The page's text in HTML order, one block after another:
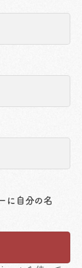
に自分の名